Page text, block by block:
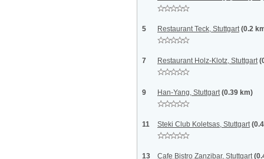
5 Restaurant Teck, Stuttgart (0.2
7 Restaurant Holz-Klotz, Stuttgart
9 Han-Yang, Stuttgart (0.39 km)
11 Steki Club Koletsas, Stuttgart
13 Cafe Bistro Zanzibar, Stuttgart